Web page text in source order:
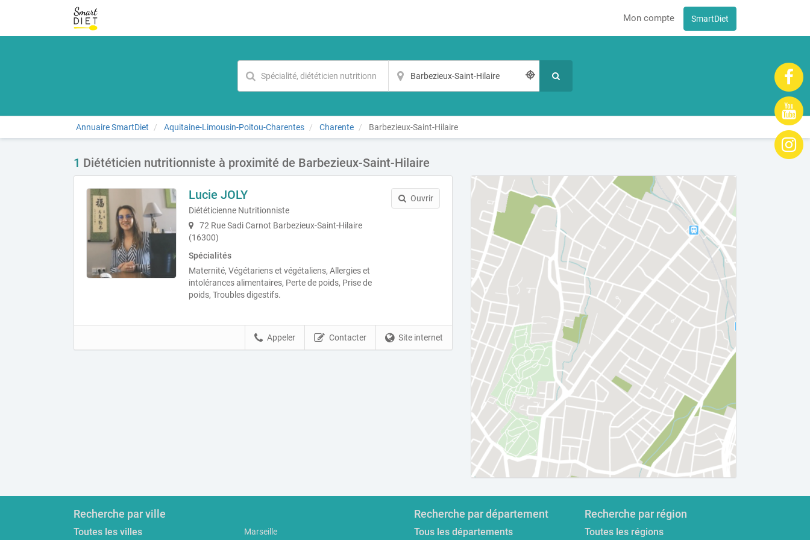
Mon compte SmartDiet
Annuaire SmartDiet Aquitaine-Limousin-Poitou-Charentes Charente Barbezieux-Saint-Hilaire
1 Diététicien nutritionniste à proximité de Barbezieux-Saint-Hilaire
Lucie JOLY
Diététicienne Nutritionniste
72 Rue Sadi Carnot Barbezieux-Saint-Hilaire
(16300)
Spécialités
Maternité, Végétariens et végétaliens, Allergies et
intolérances alimentaires, Perte de poids, Prise de
poids, Troubles digestifs.
Ouvrir
Site internet
Contacter
Appeler
Recherche par ville
Toutes les villes
Marseille
Recherche par département
Tous les départements
Recherche par région
Toutes les régions